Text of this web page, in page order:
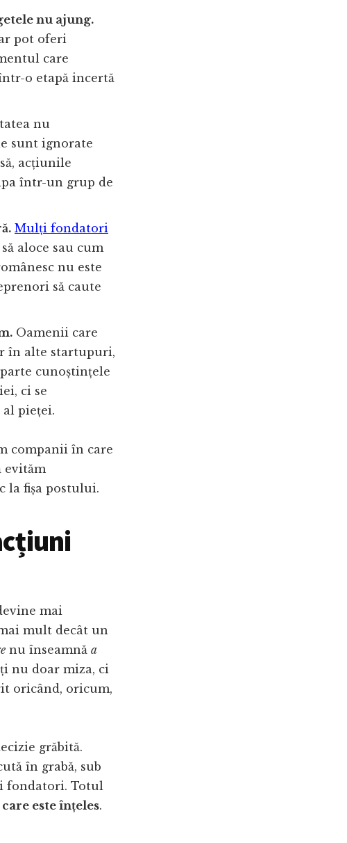
nu ajung.
pot oferi
care
o etapă incertă
nu
sunt ignorate
acțiunile
într-un grup de
Mulți fondatori
aloce sau cum
nu este
să caute
Oamenii care
în alte startupuri,
cunoștințele
ci se
pieței.
companii în care
evităm
la fișa postului.
mai
mult decât un
nu înseamnă a
nu doar miza, ci
oricând, oricum,
grăbită.
în grabă, sub
fondatori. Totul
este înțeles.